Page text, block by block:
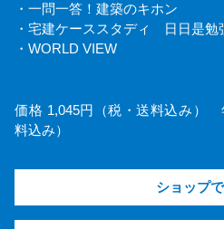
・一問一答！建築のキホン
・宅建ケーススタディ 日日是勉
・WORLD VIEW
価格 1,045円（税・送料込み）
料込み）
ショップ